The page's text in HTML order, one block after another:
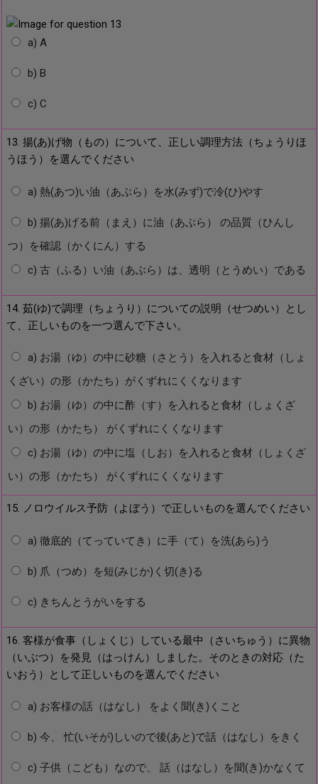
a) A
b) B
c) C
13. 揚(あ)げ物（もの）について、正しい調理方法（ちょうりほ
うほう）を選んでください
a) 熱(あつ)い油（あぶら）を水(みず)で冷(ひ)やす
b) 揚(あ)げる前（まえ）に油（あぶら） の品質（ひんし
つ）を確認（かくにん）する
c) 古（ふる）い油（あぶら）は、透明（とうめい）である
14. 茹(ゆ)で調理（ちょうり）についての説明（せつめい）とし
て、正しいものを一つ選んで下さい。
a) お湯（ゆ）の中に砂糖（さとう）を入れると食材（しょ
くざい）の形（かたち）がくずれにくくなります
b) お湯（ゆ）の中に酢（す）を入れると食材（しょくざ
い）の形（かたち） がくずれにくくなります
c) お湯（ゆ）の中に塩（しお）を入れると食材（しょくざ
い）の形（かたち） がくずれにくくなります
15. ノロウイルス予防（よぼう）で正しいものを選んでください
a) 徹底的（てっていてき）に手（て）を洗(あら)う
b) 爪（つめ）を短(みじか)く切(き)る
c) きちんとうがいをする
16. 客様が食事（しょくじ）している最中（さいちゅう）に異物
（いぶつ）を発見（はっけん）しました。そのときの対応（た
いおう）として正しいものを選んでください
a) お客様の話（はなし） をよく聞(き)くこと
b) 今、 忙(いそが)しいので後(あと)で話（はなし）をきく
c) 子供（こども）なので、 話（はなし）を聞(き)かなくて